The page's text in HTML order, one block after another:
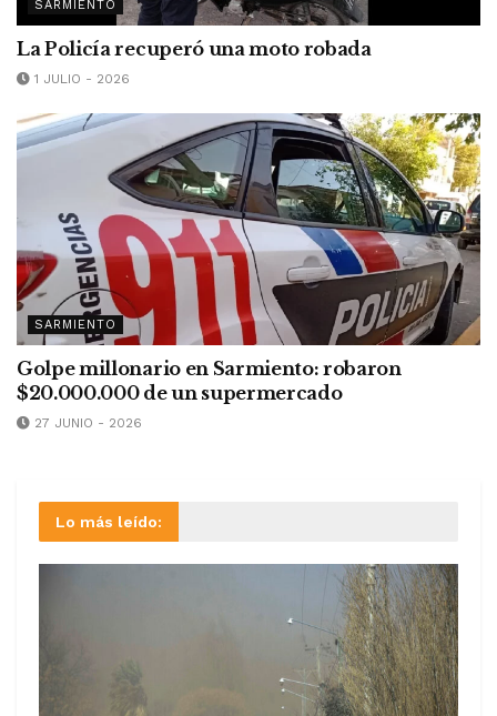
SARMIENTO
La Policía recuperó una moto robada
1 JULIO - 2026
SARMIENTO
Golpe millonario en Sarmiento: robaron
$20.000.000 de un supermercado
27 JUNIO - 2026
Lo más leído: